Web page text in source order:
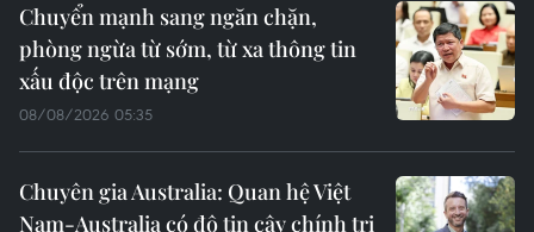
Chuyển mạnh sang ngăn chặn,
phòng ngừa từ sớm, từ xa thông tin
xấu độc trên mạng
08/08/2026 05:35
Chuyên gia Australia: Quan hệ Việt
Nam-Australia có độ tin cậy chính trị